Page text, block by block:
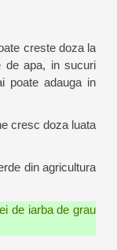
creste doza la
de apa, in sucuri
poate adauga in
cresc doza luata
din agricultura
de iarba de grau